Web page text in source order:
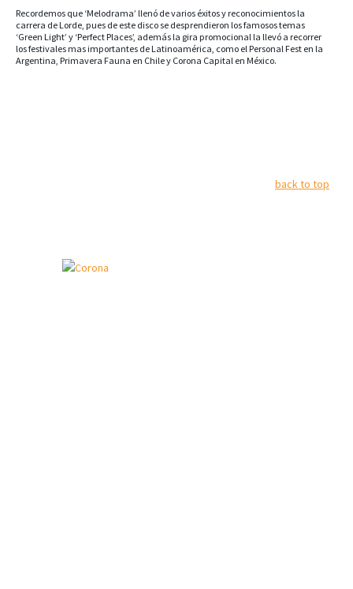
Recordemos que ‘Melodrama’ llenó de varios éxitos y reconocimientos la
carrera de Lorde, pues de este disco se desprendieron los famosos temas
‘Green Light’ y ‘Perfect Places’, además la gira promocional la llevó a recorrer
los festivales mas importantes de Latinoamérica, como el Personal Fest en la
Argentina, Primavera Fauna en Chile y Corona Capital en México.
back to top